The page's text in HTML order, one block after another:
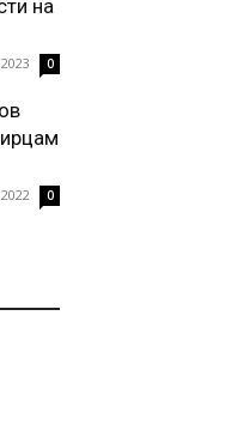
на
0
0